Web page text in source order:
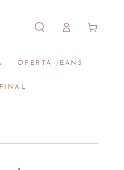
OFERTA JEANS
sesión
Carrito